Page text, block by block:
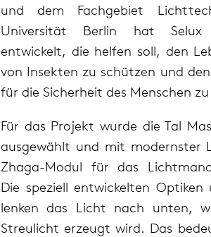
und dem Fachgebiet
Universität Berlin hat Selux
entwickelt, die helfen soll, den
von Insekten zu schützen und
für die Sicherheit des Menschen
Für das Projekt wurde die Tal
ausgewählt und mit modernster
Zhaga-Modul für das
Die speziell entwickelten Optiken
lenken das Licht nach unten,
Streulicht erzeugt wird. Das